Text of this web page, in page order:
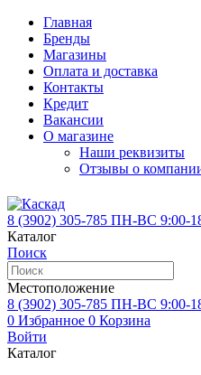
Главная
Бренды
Магазины
Оплата и доставка
Контакты
Кредит
Вакансии
О магазине
Наши реквизиты
Отзывы о
8 (3902) 305-785 ПН-ВС 9:00-
Каталог
Поиск
Местоположение
8 (3902) 305-785 ПН-ВС 9:00-
0 Избранное 0 Корзина
Войти
Каталог